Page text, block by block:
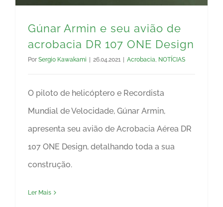
Gúnar Armin e seu avião de
acrobacia DR 107 ONE Design
Por Sergio Kawakami | 26.04.2021 | Acrobacia NOTÍCIAS
O piloto de helicóptero e Recordista
Mundial de Velocidade, Gúnar Armin,
apresenta seu avião de Acrobacia Aérea DR
107 ONE Design, detalhando toda a sua
construção.
Ler Mais